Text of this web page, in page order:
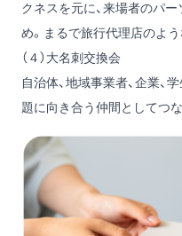
クネスを元に、来場者のパ
め。まるで旅行代理店のよ
（４）大名刺交換会
自治体、地域事業者、企業、
題に向き合う仲間としてつ